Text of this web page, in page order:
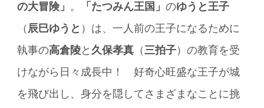
の大冒険」 。 「たつみん王国」のゆうと王子
（ 辰巳ゆうと ）は、一人前の王子になるために
執事の高倉陵と 久保孝真 （三拍子）の教育を受
けながら日々成長中！ 好奇心旺盛な王子が城
を飛び出し、身分を隠してさまざまなことに挑